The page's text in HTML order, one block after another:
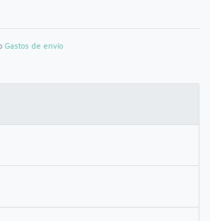
Gastos de envío